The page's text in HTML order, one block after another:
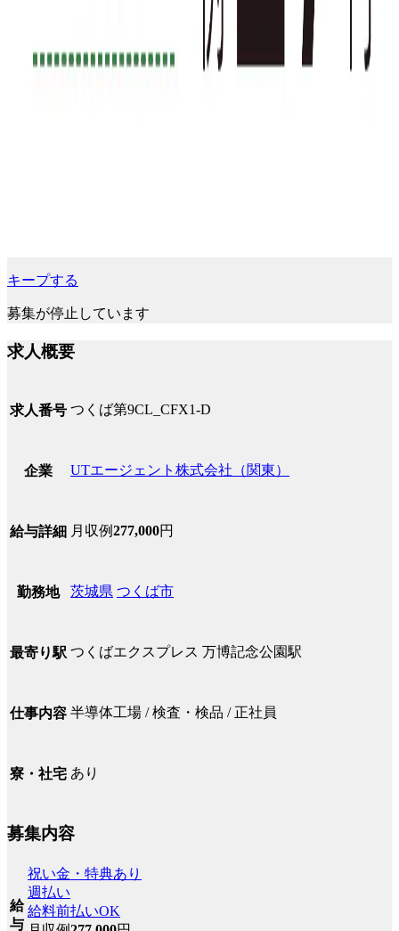
キープする
募集が停止しています
求人概要
求人番号 つくば第9CL_CFX1-D
企業 UTエージェント株式会社（関東）
給与詳細 月収例277,000円
勤務地 茨城県 つくば市
最寄り駅 つくばエクスプレス 万博記念公園駅
仕事内容 半導体工場 / 検査・検品 / 正社員
寮・社宅 あり
募集内容
給
与
祝い金・特典あり
週払い
給料前払いOK